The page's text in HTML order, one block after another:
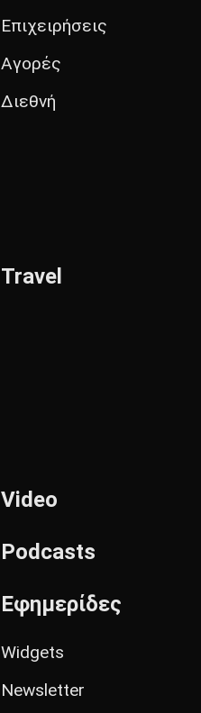
Επιχειρήσεις
Αγορές
Διεθνή
Travel
Video
Podcasts
Εφημερίδες
Widgets
Newsletter